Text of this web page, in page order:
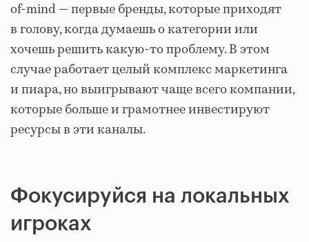
of-mind — первые бренды, которые приходят
в голову, когда думаешь о категории или
хочешь решить какую-то проблему. В этом
случае работает целый комплекс маркетинга
и пиара, но выигрывают чаще всего компании,
которые больше и грамотнее инвестируют
ресурсы в эти каналы.
Фокусируйся на локальных
игроках